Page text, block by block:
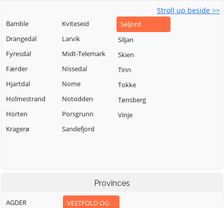
Stroll up beside >>
Bamble
Drangedal
Fyresdal
Færder
Hjartdal
Holmestrand
Horten
Kragerø
Kviteseid
Larvik
Midt-Telemark
Nissedal
Nome
Notodden
Porsgrunn
Sandefjord
Seljord
Siljan
Skien
Tinn
Tokke
Tønsberg
Vinje
Provinces
AGDER
VESTFOLD OG